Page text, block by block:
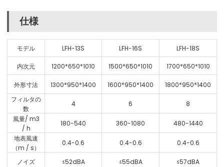
仕様
モデル LFH-13S LFH-16S LFH-18S
内次元 1200*650*1010 1500*650*1010 1700*650*1010
外形寸法 1300*950*1400 1600*950*1400
1800*950*1400
フィルタの
数
4 6
8
風量/ m3
/ h
180-540 360-1080
480-1440
地表風速
（m / s）
0.4-0.6 0.4-0.6 0.4-0.6
ノイズ ≤52dBA ≤55dBA
≤57dBA